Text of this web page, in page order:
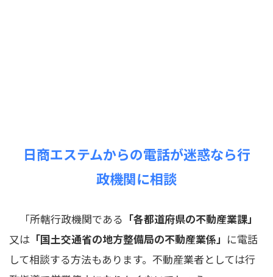
日商エステムからの電話が迷惑なら行
政機関に相談
「所轄行政機関である 「各都道府県の不動産業課」
又は 「国土交通省の地方整備局の不動産業係」 に電話
して相談する方法もあります。不動産業者としては行